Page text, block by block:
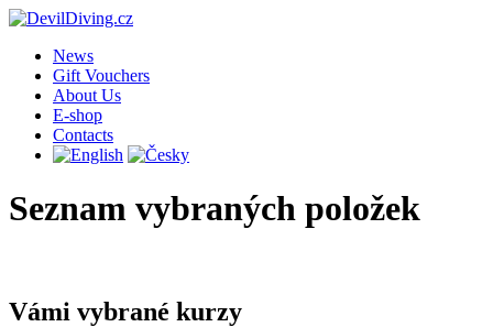
News
Gift Vouchers
About Us
E-shop
Contacts
Seznam vybraných položek
Vámi vybrané kurzy